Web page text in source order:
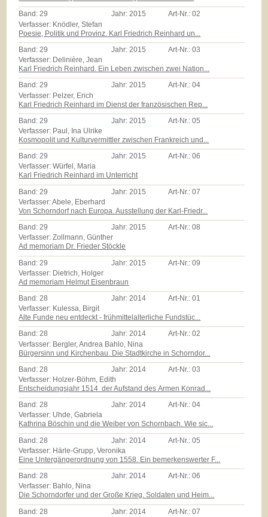
Band:29 Jahr:2015 Art-Nr.:02
Verfasser: Knödler, Stefan
Poesie, Politik und Provinz. Karl Friedrich Reinhard un...
Band:29 Jahr:2015 Art-Nr.:03
Verfasser: Delinière, Jean
Karl Friedrich Reinhard. Ein Leben zwischen zwei Nation...
Band:29 Jahr:2015 Art-Nr.:04
Verfasser: Pelzer, Erich
Karl Friedrich Reinhard im Dienst der französischen Rep...
Band: 29 Jahr: 2015 Art-Nr.:05
Verfasser: Paul, Ina Ulrike
Kosmopolit und Kulturvermittler zwischen Frankreich und...
Band:29 Jahr:2015 Art-Nr.:06
Verfasser: Würfel, Maria
Karl Friedrich Reinhard im Unterricht
Band: 29 Jahr: 2015 Art-Nr.:07
Verfasser: Abele, Eberhard
Von Schorndorf nach Europa. Ausstellung der Karl-Friedr...
Band:29 Jahr:2015 Art-Nr.:08
Verfasser: Zollmann, Günther
Ad memoriam Dr. Frieder Stöckle
Band: 29 Jahr: 2015 Art-Nr.:09
Verfasser: Dietrich, Holger
Ad memoriam Helmut Eisenbraun
Band:28 Jahr:2014 Art-Nr.:01
Verfasser: Kulessa, Birgit
Alte Funde neu entdeckt - frühmittelalterliche Fundstüc...
Band:28 Jahr:2014 Art-Nr.:02
Verfasser: Bergler, Andrea Bahlo, Nina
Bürgersinn und Kirchenbau. Die Stadtkirche in Schorndor...
Band:28 Jahr:2014 Art-Nr.:03
Verfasser: Holzer-Böhm, Edith
Entscheidungsjahr 1514  der Aufstand des Armen Konrad...
Band:28 Jahr:2014 Art-Nr.:04
Verfasser: Uhde, Gabriela
Kathrina Böschin und die Weiber von Schornbach. Wie sic...
Band: 28 Jahr: 2014 Art-Nr.:05
Verfasser: Härle-Grupp, Veronika
Eine Untergängerordnung von 1558. Ein bemerkenswerter F...
Band:28 Jahr:2014 Art-Nr.:06
Verfasser: Bahlo, Nina
Die Schorndorfer und der Große Krieg. Soldaten und Heim...
Band: 28 Jahr: 2014 Art-Nr.:07